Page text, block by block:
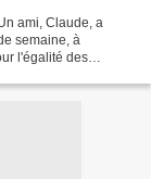
ami, Claude, a
semaine, à
l'égalité des